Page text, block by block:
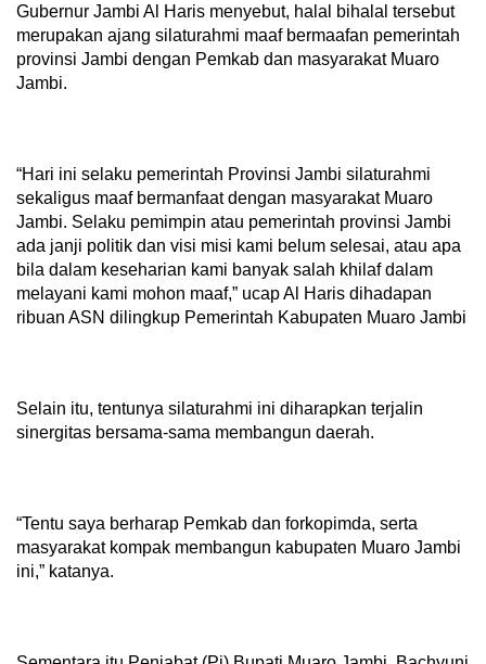
Gubernur Jambi Al Haris menyebut, halal bihalal tersebut
merupakan ajang silaturahmi maaf bermaafan pemerintah
provinsi Jambi dengan Pemkab dan masyarakat Muaro
Jambi.
“Hari ini selaku pemerintah Provinsi Jambi silaturahmi
sekaligus maaf bermanfaat dengan masyarakat Muaro
Jambi. Selaku pemimpin atau pemerintah provinsi Jambi
ada janji politik dan visi misi kami belum selesai, atau apa
bila dalam keseharian kami banyak salah khilaf dalam
melayani kami mohon maaf,” ucap Al Haris dihadapan
ribuan ASN dilingkup Pemerintah Kabupaten Muaro Jambi
Selain itu, tentunya silaturahmi ini diharapkan terjalin
sinergitas bersama-sama membangun daerah.
“Tentu saya berharap Pemkab dan forkopimda, serta
masyarakat kompak membangun kabupaten Muaro Jambi
ini,” katanya.